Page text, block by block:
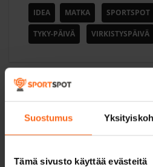
Suostumus
Tämä sivusto käyttää evästeitä
IDEA MATKA SPORTSPOT
TYKY-PÄIVÄ VIRKISTYSPÄIVÄ
SUOSITUIMMAT